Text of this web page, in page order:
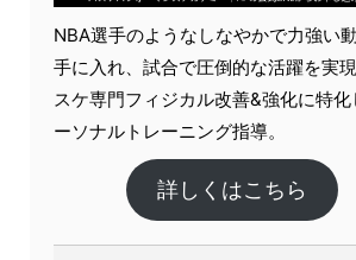
NBA選手のようなしなやかで力強い
手に入れ、試合で圧倒的な活躍を実
スケ専門フィジカル改善&強化に特
ーソナルト​レーニング指導。
詳しくはこちら